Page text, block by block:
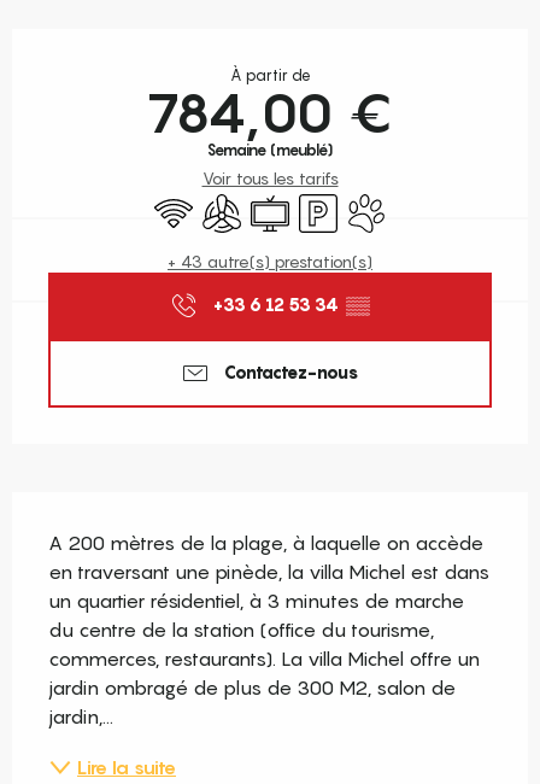
À partir de
784,00 €
Semaine (meublé)
Voir tous les tarifs
WiFi Air conditionné
Télévision
ParkingAnimaux acceptés
+ 43 autre(s) prestation(s)
+33 6 12 53 34 ▒▒
Contactez-nous
A 200 mètres de la plage, à laquelle on accède
en traversant une pinède, la villa Michel est dans
un quartier résidentiel, à 3 minutes de marche
du centre de la station (office du tourisme,
commerces, restaurants). La villa Michel offre un
jardin ombragé de plus de 300 M2, salon de
jardin,...
Lire la suite